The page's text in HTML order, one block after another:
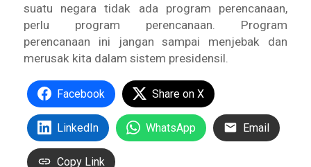
suatu negara tidak ada program perencanaan,
perlu program perencanaan. Program
perencanaan ini jangan sampai menjebak dan
merusak kita dalam sistem presidensil.
Facebook Share on X
LinkedIn WhatsApp Email
Copy Link